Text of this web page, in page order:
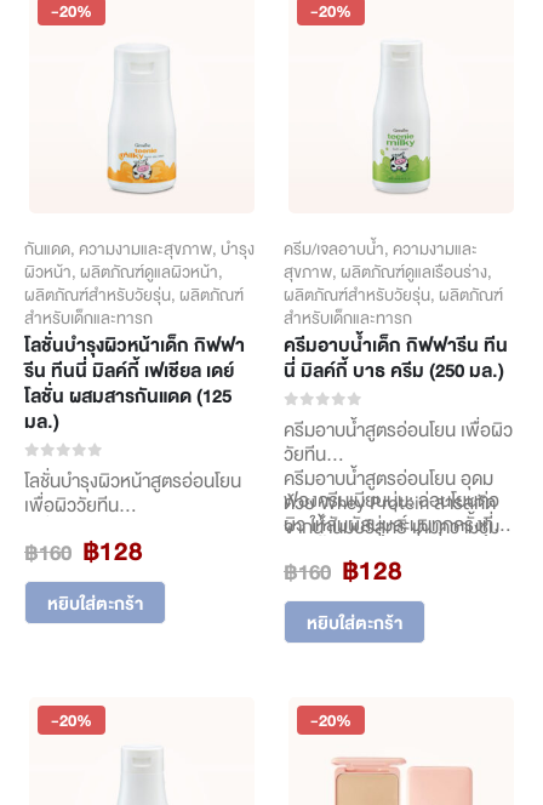
The
สิว และอุดมด้วย Whey Protein
สารสกัดจากน้ำนมบริสุทธิ์ ช่วย
เติมความชุ่มชื้นและฟื้นบำรุงผิวให้
-20%
กันแดด, ความงามและสุขภาพ, บำรุง
ผิวหน้า, ผลิตภัณฑ์ดูแลผิวหน้า,
ผลิตภัณฑ์สำหรับวัยรุ่น, ผลิตภัณฑ์
สำหรับเด็กและทารก
โลชั่นบำรุงผิวหน้าเด็ก กิฟฟา
รีน ทีนนี่ มิลค์กี้ เฟเชียล เดย์
โลชั่น ผสมสารกันแดด (125
มล.)
out of 5
โลชั่นบำรุงผิวหน้าสูตรอ่อนโยน
เพื่อผิววัยทีน
อุดมด้วย Whey Protein สาร
สกัดจากน้ำนมบริสุทธิ์ เติมความ
ชุ่มชื้นและฟื้นบำรุงผิวให้เนียนนุ่ม
เปล่งปลั่ง พร้อมสารกันแดด ช่วย
฿160 Original
price
was:
฿160.
฿128Current
price
is:
฿128.
หยิบใส่ตะกร้า
-20%
ครีม/เจลอาบน้ำ, ความงามและ
สุขภาพ, ผลิตภัณฑ์ดูแลเรือนร่าง,
ผลิตภัณฑ์สำหรับวัยรุ่น, ผลิตภัณฑ์
สำหรับเด็กและทารก
ครีมอาบน้ำเด็ก กิฟฟารีน ทีน
นี่ มิลค์กี้ บาธ ครีม (250 มล.)
out of 5
ครีมอาบน้ำสูตรอ่อนโยน เพื่อผิว
วัยทีน
ครีมอาบน้ำสูตรอ่อนโยน อุดม
ด้วย Whey Protein สารสกัด
จากน้ำนมบริสุทธิ์ เติมความชุ่ม
ฟองครีมเนียนนุ่ม: อ่อนโยนต่อ
ผิว ให้สัมผัสนุ่มละมุนทุกครั้งที่
ทำความสะอาดล้ำลึก: ชำระล้าง
สิ่งสกปรกได้อย่างหมดจด โดยไม่
ทำให้ผิวแห้งตึง
บำรุงผิวในขั้นตอนเดียว: มอบ
฿160 Original
price
was:
฿160.
฿128Current
price
is:
฿128.
หยิบใส่ตะกร้า
-20% -20%